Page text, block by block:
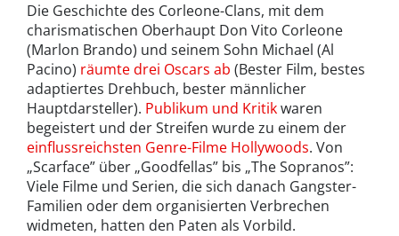
Die Geschichte des Corleone-Clans, mit dem
charismatischen Oberhaupt Don Vito Corleone
(Marlon Brando) und seinem Sohn Michael (Al
Pacino) räumte drei Oscars ab (Bester Film, bestes
adaptiertes Drehbuch, bester männlicher
Hauptdarsteller). Publikum und Kritikwaren
begeistert und der Streifen wurde zu einem der
einflussreichsten Genre-Filme Hollywoods. Von
„Scarface” über „Goodfellas” bis „The Sopranos”:
Viele Filme und Serien, die sich danach Gangster-
Familien oder dem organisierten Verbrechen
widmeten, hatten den Paten als Vorbild.